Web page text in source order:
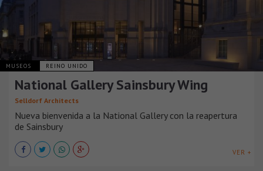
MUSEOS REINO UNIDO
National Gallery Sainsbury Wing
Selldorf Architects
Nueva bienvenida a la National Gallery con la reapertura
de Sainsbury
VER +